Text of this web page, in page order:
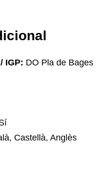
IGP: DO Pla de Bages
Castellà, Anglès